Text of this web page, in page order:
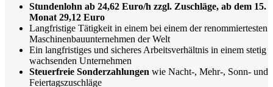
Stundenlohn ab 24,62 Euro/h zzgl. Zuschläge, ab dem 15.
Monat 29,12 Euro
Langfristige Tätigkeit in einem bei einem der renommiertesten
Maschinenbauunternehmen der Welt
Ein langfristiges und sicheres Arbeitsverhältnis in einem stetig
wachsenden Unternehmen
Steuerfreie Sonderzahlungen wie Nacht-, Mehr-, Sonn- und
Feiertagszuschläge